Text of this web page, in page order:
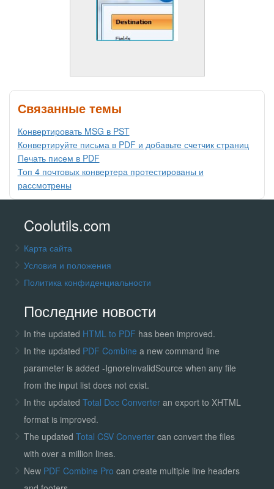
Связанные темы
Конвертировать MSG в PST
Конвертируйте письма в PDF и добавьте счетчик страниц
Печать писем в PDF
Топ 4 почтовых конвертера протестированы и
рассмотрены
Coolutils.com
Карта сайта
Условия и положения
Политика конфиденциальности
Последние новости
In the updated HTML to PDF has been improved.
In the updated PDF Combine a new command line
parameter is added -IgnoreInvalidSource when any file
from the input list does not exist.
In the updated Total Doc Converter an export to XHTML
format is improved.
The updated Total CSV Convertercan convert the files
with over a million lines.
New PDF Combine Pro can create multiple line headers